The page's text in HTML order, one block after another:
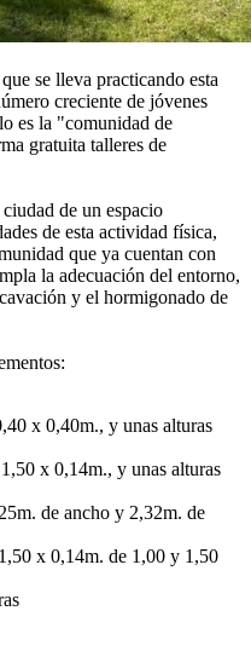
se lleva practicando esta
creciente de jóvenes
es la "comunidad de
gratuita talleres de
de un espacio
de esta actividad física,
que ya cuentan con
la adecuación del entorno,
y el hormigonado de
x 0,40m., y unas alturas
x 0,14m., y unas alturas
de ancho y 2,32m. de
x 0,14m. de 1,00 y 1,50